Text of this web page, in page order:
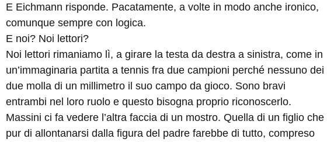
E Eichmann risponde. Pacatamente, a volte in modo anche ironico,
comunque sempre con logica.
E noi? Noi lettori?
Noi lettori rimaniamo lì, a girare la testa da destra a sinistra, come in
un’immaginaria partita a tennis fra due campioni perché nessuno dei
due molla di un millimetro il suo campo da gioco. Sono bravi
entrambi nel loro ruolo e questo bisogna proprio riconoscerlo.
Massini ci fa vedere l’altra faccia di un mostro. Quella di un figlio che
pur di allontanarsi dalla figura del padre farebbe di tutto, compreso